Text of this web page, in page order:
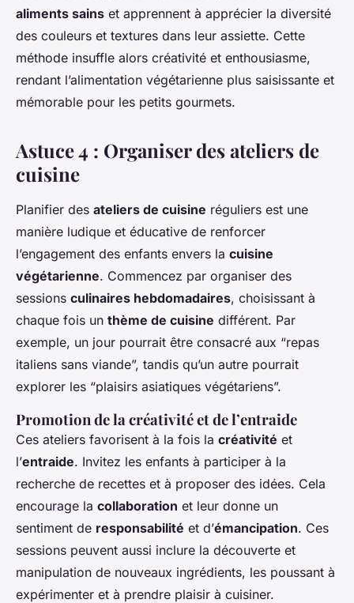
aliments sains et apprennent à apprécier la diversité
des couleurs et textures dans leur assiette. Cette
méthode insuffle alors créativité et enthousiasme,
rendant l’alimentation végétarienne plus saisissante et
mémorable pour les petits gourmets.
Astuce 4 : Organiser des ateliers de
cuisine
Planifier des ateliers de cuisine réguliers est une
manière ludique et éducative de renforcer
l’engagement des enfants envers la cuisine
végétarienne. Commencez par organiser des
sessions culinaires hebdomadaires, choisissant à
chaque fois un thème de cuisine différent. Par
exemple, un jour pourrait être consacré aux “repas
italiens sans viande”, tandis qu’un autre pourrait
explorer les “plaisirs asiatiques végétariens”.
Promotion de la créativité et de l’entraide
Ces ateliers favorisent à la fois la créativité et
l’entraide. Invitez les enfants à participer à la
recherche de recettes et à proposer des idées. Cela
encourage la collaboration et leur donne un
sentiment de responsabilité et d’émancipation. Ces
sessions peuvent aussi inclure la découverte et
manipulation de nouveaux ingrédients, les poussant à
expérimenter et à prendre plaisir à cuisiner.